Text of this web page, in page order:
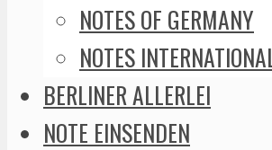
NOTES OF GERMANY
NOTES INTERNATIONAL
BERLINER ALLERLEI
NOTE EINSENDEN